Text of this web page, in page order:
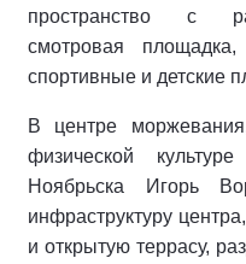
пространство с
смотровая
спортивные и детские
В центре
физической
Ноябрьска Игорь
инфраструктуру
и открытую террасу,